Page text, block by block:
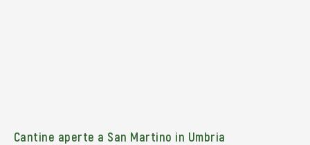
Cantine aperte a San Martino in Umbria